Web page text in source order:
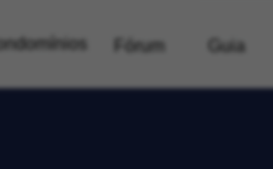
Fórum Guia